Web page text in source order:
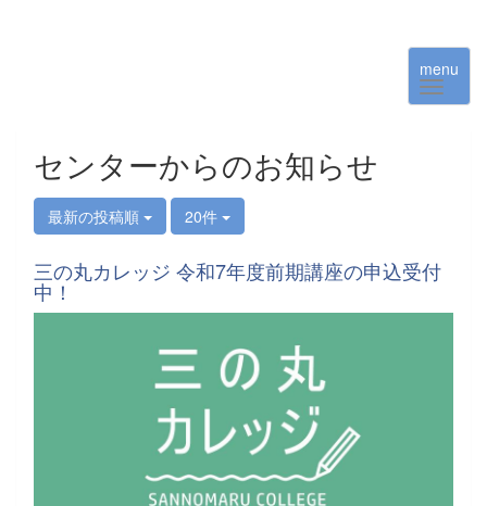
menu
センターからのお知らせ
最新の投稿順 20件
三の丸カレッジ 令和7年度前期講座の申込受付
中！